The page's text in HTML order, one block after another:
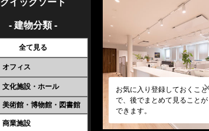
- 建物分類 -
全て見る
オフィス
文化施設・ホール
美術館・博物館・図書館
商業施設
お気に入り登録しておくこと
で、後でまとめて見ることが
できます。